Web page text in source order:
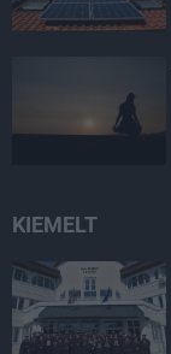
KIEMELT